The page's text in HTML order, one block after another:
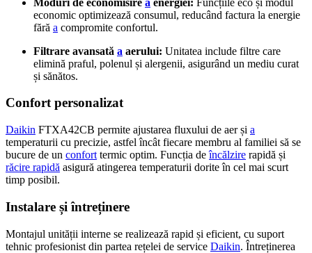
economic optimizează consumul, reducând factura la energie
fără a compromite confortul.
Filtrare avansată a aerului: Unitatea include filtre care
elimină praful, polenul și alergenii, asigurând un mediu curat
și sănătos.
Confort personalizat
Daikin FTXA42CB permite ajustarea fluxului de aer și a
temperaturii cu precizie, astfel încât fiecare membru al familiei să se
bucure de un confort termic optim. Funcția deîncălzire rapidă și
răcire rapidă asigură atingerea temperaturii dorite în cel mai scurt
timp posibil.
Instalare și întreținere
Montajul unității interne se realizează rapid și eficient, cu suport
tehnic profesionist din partea rețelei de service Daikin. Întreținerea